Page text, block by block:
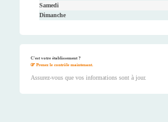
Samedi
Dimanche
C'est votre établissement ?
Prenez le contrôle maintenant.
Assurez-vous que vos informations sont à jour.